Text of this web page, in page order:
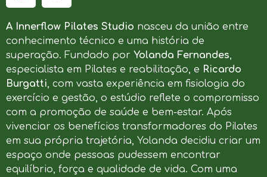
A Innerflow Pilates Studio nasceu da união entre
conhecimento técnico e uma história de
superação. Fundado por Yolanda Fernandes,
especialista em Pilates e reabilitação, e Ricardo
Burgatti, com vasta experiência em fisiologia do
exercício e gestão, o estúdio reflete o compromisso
com a promoção de saúde e bem-estar. Após
vivenciar os benefícios transformadores do Pilates
em sua própria trajetória, Yolanda decidiu criar um
espaço onde pessoas pudessem encontrar
equilíbrio, força e qualidade de vida. Com uma